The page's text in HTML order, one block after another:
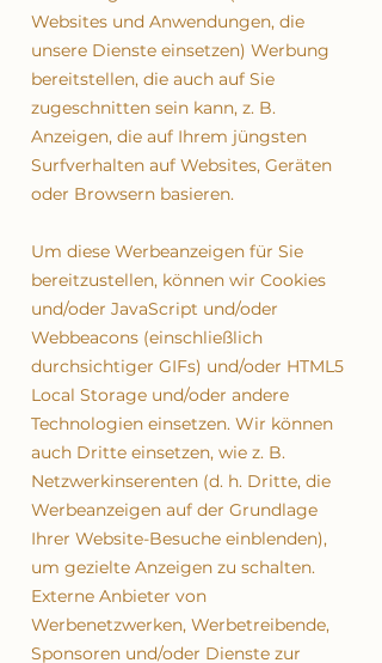
Websites und Anwendungen, die
unsere Dienste einsetzen) Werbung
bereitstellen, die auch auf Sie
zugeschnitten sein kann, z. B.
Anzeigen, die auf Ihrem jüngsten
Surfverhalten auf Websites, Geräten
oder Browsern basieren.
Um diese Werbeanzeigen für Sie
bereitzustellen, können wir Cookies
und/oder JavaScript und/oder
Webbeacons (einschließlich
durchsichtiger GIFs) und/oder HTML5
Local Storage und/oder andere
Technologien einsetzen. Wir können
auch Dritte einsetzen, wie z. B.
Netzwerkinserenten (d. h. Dritte, die
Werbeanzeigen auf der Grundlage
Ihrer Website-Besuche einblenden),
um gezielte Anzeigen zu schalten.
Externe Anbieter von
Werbenetzwerken, Werbetreibende,
Sponsoren und/oder Dienste zur